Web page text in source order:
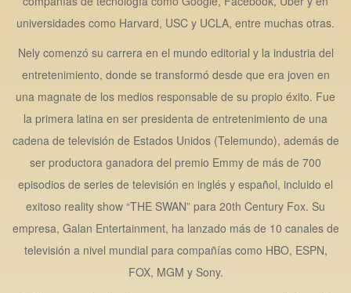
universidades como Harvard, USC y UCLA, entre muchas otras.
Nely comenzó su carrera en el mundo editorial y la industria del
entretenimiento, donde se transformó desde que era joven en
una magnate de los medios responsable de su propio éxito. Fue
la primera latina en ser presidenta de entretenimiento de una
cadena de televisión de Estados Unidos (Telemundo), además de
ser productora ganadora del premio Emmy de más de 700
episodios de series de televisión en inglés y español, incluido el
exitoso reality show “THE SWAN” para 20th Century Fox. Su
empresa, Galan Entertainment, ha lanzado más de 10 canales de
televisión a nivel mundial para compañías como HBO, ESPN,
FOX, MGM y Sony.